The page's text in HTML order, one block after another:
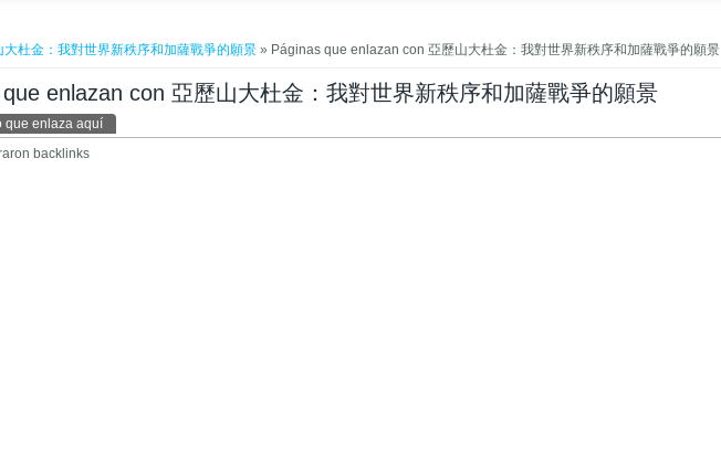
大杜金：我對世界新秩序和加薩戰爭的願景 » Páginas que enlazan con 亞歷山大杜金：我對世界新秩序和加薩戰爭的願景
enlazan con 亞歷山大杜金：我對世界新秩序和加薩戰爭的願景
principales
que enlaza aquí
backlinks